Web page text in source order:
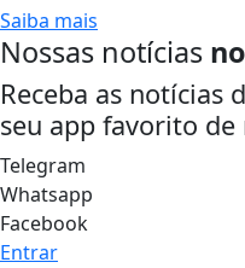
Saiba mais
Nossas notícias
Receba as notícias
seu app favorito de
Telegram
Whatsapp
Facebook
Entrar